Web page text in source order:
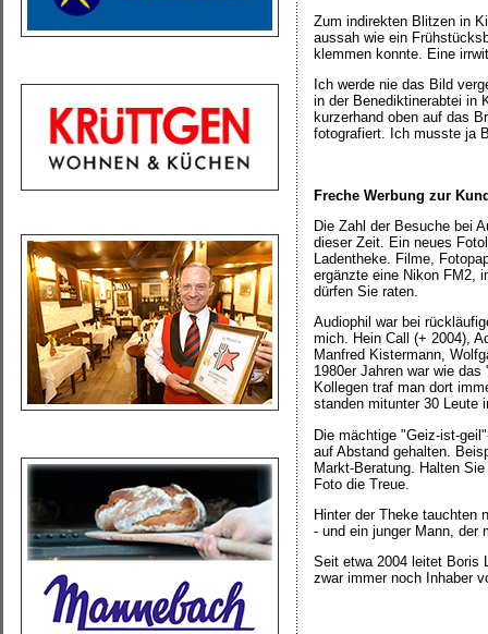
Zum indirekten Blitzen in
aussah wie ein
klemmen konnte. Eine
Ich werde nie das Bild
in der Benediktinerabtei in
kurzerhand oben auf das
fotografiert. Ich musste ja
Freche Werbung zur
Die Zahl der Besuche bei
dieser Zeit. Ein neues
Ladentheke. Filme,
ergänzte eine Nikon FM2,
dürfen Sie raten.
Audiophil war bei
mich. Hein Call (+ 2004),
Manfred Kistermann,
1980er Jahren war wie
Kollegen traf man dort
standen mitunter 30 Leute
Die mächtige "Geiz-ist-
auf Abstand gehalten.
Markt-Beratung. Halten
Foto die Treue.
Hinter der Theke tauchten
- und ein junger Mann, der
Seit etwa 2004 leitet Boris
zwar immer noch Inhaber